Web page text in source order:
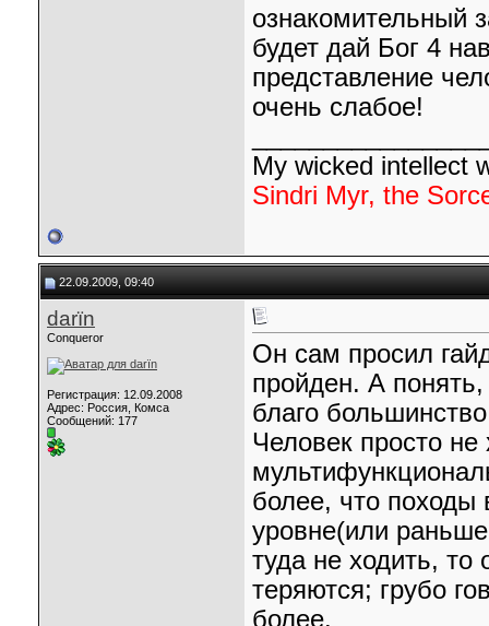
ознакомительный
будет дай Бог 4
представление
очень слабое!
My wicked intellect
Sindri Myr, the
22.09.2009, 09:40
darїn
Conqueror
Регистрация: 12.09.2008
Адрес: Россия, Комса
Сообщений: 177
Он сам просил
пройден. А
благо
Человек просто не
более, что походы
уровне(или
туда не ходить,
теряются; грубо
более.